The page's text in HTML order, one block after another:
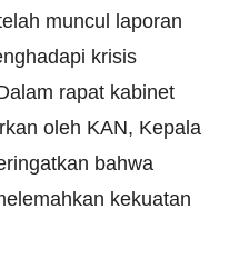
muncul laporan
krisis
rapat kabinet
oleh KAN, Kepala
bahwa
kekuatan